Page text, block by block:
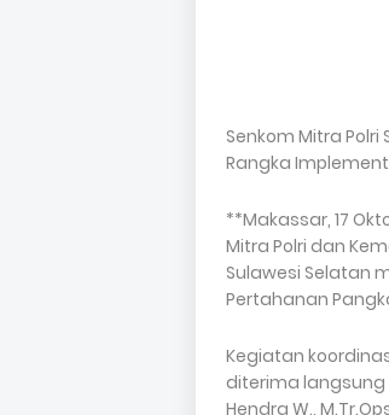
Senkom Mitra
Rangka
**Makassar, 17
Mitra Polri dan
Sulawesi Selatan
Pertahanan
Kegiatan
diterima langsung
Hendra W.,